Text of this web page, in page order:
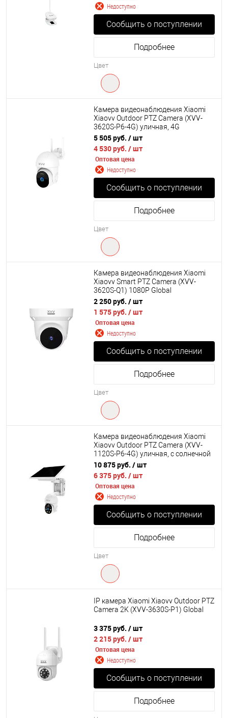
Недоступно
Сообщить о поступлении
Подробнее
Цвет
Камера видеонаблюдения Xiaomi
Xiaovv Outdoor PTZ Camera (XVV-
3620S-P6-4G) уличная, 4G
5 505 руб. / шт
4 530 руб. / шт
Оптовая цена
Недоступно
Сообщить о поступлении
Подробнее
Цвет
Камера видеонаблюдения Xiaomi
Xiaovv Smart PTZ Camera (XVV-
3620S-Q1) 1080P Global
2 250 руб. / шт
1 575 руб. / шт
Оптовая цена
Недоступно
Сообщить о поступлении
Подробнее
Цвет
Камера видеонаблюдения Xiaomi
Xiaovv Outdoor PTZ Camera (XVV-
1120S-P6-4G) уличная, с солнечной
батареей, 4G Global
10 875 руб. / шт
6 375 руб. / шт
Оптовая цена
Недоступно
Сообщить о поступлении
Подробнее
Цвет
IP камера Xiaomi Xiaovv Outdoor PTZ
Camera 2K (XVV-3630S-P1) Global
3 375 руб. / шт
2 215 руб. / шт
Оптовая цена
Недоступно
Сообщить о поступлении
Подробнее